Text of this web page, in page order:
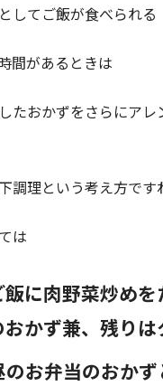
してご飯が食べられる
間があるときは
たおかずをさらにア
調理という考え方です
は
飯に肉野菜炒め
かず兼、残り
お弁当のおか